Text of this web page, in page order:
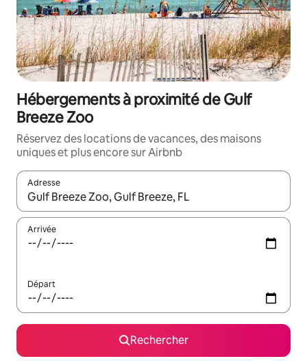
Hébergements à proximité de Gulf
Breeze Zoo
Réservez des locations de vacances, des maisons
uniques et plus encore sur Airbnb
Adresse
Lorsque les résultats s'affichent, utilisez les flèches vers le
Arrivée
Départ
Rechercher